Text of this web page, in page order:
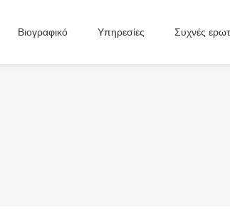
Βιογραφικό Υπηρεσίες Συχνές